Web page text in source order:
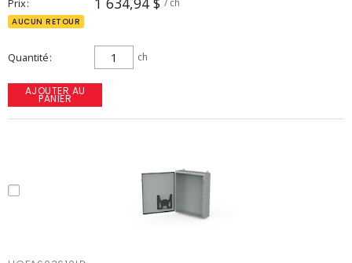
Prix / ch
AUCUN RETOUR
Quantité ch
AJOUTER AU
PANIER